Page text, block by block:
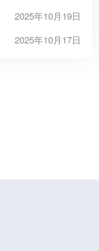
2025年10月19日
2025年10月17日